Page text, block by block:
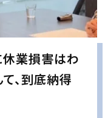
休業損害はわ
、到底納得